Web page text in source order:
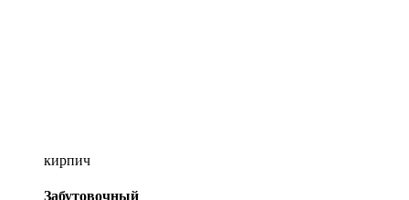
кирпич
Забутовочный